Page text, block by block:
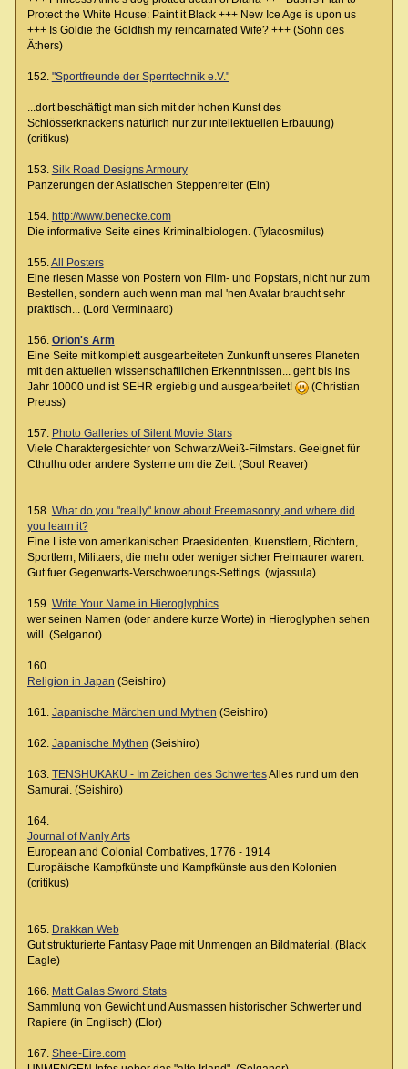
Protect the White House: Paint it Black +++ New Ice Age is upon us
+++ Is Goldie the Goldfish my reincarnated Wife? +++ (Sohn des
Äthers)
152. "Sportfreunde der Sperrtechnik e.V."
...dort beschäftigt man sich mit der hohen Kunst des
Schlösserknackens natürlich nur zur intellektuellen Erbauung)
(critikus)
153. Silk Road Designs Armoury
Panzerungen der Asiatischen Steppenreiter (Ein)
154. http://www.benecke.com
Die informative Seite eines Kriminalbiologen. (Tylacosmilus)
155. All Posters
Eine riesen Masse von Postern von Flim- und Popstars, nicht nur zum
Bestellen, sondern auch wenn man mal 'nen Avatar braucht sehr
praktisch... (Lord Verminaard)
156. Orion's Arm
Eine Seite mit komplett ausgearbeiteten Zunkunft unseres Planeten
mit den aktuellen wissenschaftlichen Erkenntnissen... geht bis ins
Jahr 10000 und ist SEHR ergiebig und ausgearbeitet!
(Christian
Preuss)
157. Photo Galleries of Silent Movie Stars
Viele Charaktergesichter von Schwarz/Weiß-Filmstars. Geeignet für
Cthulhu oder andere Systeme um die Zeit. (Soul Reaver)
158. What do you "really" know about Freemasonry, and where did
you learn it?
Eine Liste von amerikanischen Praesidenten, Kuenstlern, Richtern,
Sportlern, Militaers, die mehr oder weniger sicher Freimaurer waren.
Gut fuer Gegenwarts-Verschwoerungs-Settings. (wjassula)
159. Write Your Name in Hieroglyphics
wer seinen Namen (oder andere kurze Worte) in Hieroglyphen sehen
will. (Selganor)
160.
Religion in Japan (Seishiro)
161. Japanische Märchen und Mythen (Seishiro)
162. Japanische Mythen (Seishiro)
163. TENSHUKAKU - Im Zeichen des SchwertesAlles rund um den
Samurai. (Seishiro)
164.
Journal of Manly Arts
European and Colonial Combatives, 1776 - 1914
Europäische Kampfkünste und Kampfkünste aus den Kolonien
(critikus)
165. Drakkan Web
Gut strukturierte Fantasy Page mit Unmengen an Bildmaterial. (Black
Eagle)
166. Matt Galas Sword Stats
Sammlung von Gewicht und Ausmassen historischer Schwerter und
Rapiere (in Englisch) (Elor)
167. Shee-Eire.com